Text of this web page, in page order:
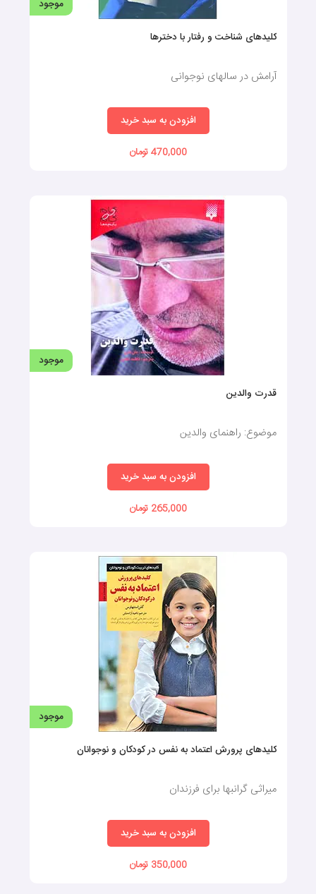
موجود
کلیدهای شناخت و رفتار با دخترها
آرامش در سالهای نوجوانی
افزودن به سبد خرید
470,000 تومان
موجود
قدرت والدین
موضوع: راهنمای والدین
افزودن به سبد خرید
265,000 تومان
موجود
کلیدهای پرورش اعتماد به نفس در کودکان و نوجوانان
میراثی گرانبها برای فرزندان
افزودن به سبد خرید
350,000 تومان